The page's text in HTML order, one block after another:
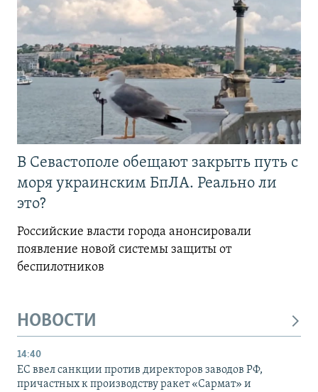
В Севастополе обещают закрыть путь с
моря украинским БпЛА. Реально ли
это?
Российские власти города анонсировали
появление новой системы защиты от
беспилотников
НОВОСТИ
14:40
ЕС ввел санкции против директоров заводов РФ,
причастных к производству ракет «Сармат» и